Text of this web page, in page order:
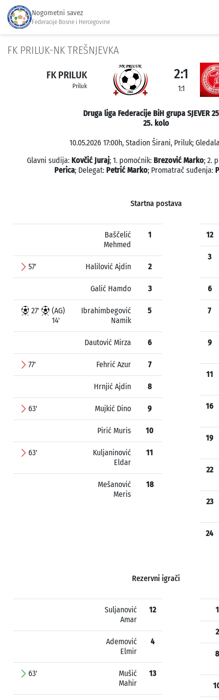
Nogometni savez
Federacije Bosne i Hercegovine
FK PRILUK-NK TREŠNJEVKA
FK PRILUK
Priluk
2:1
1:1
Druga liga Federacije BiH grupa SJEVER
25. kolo
10.05.2026 17:00h, Stadion Širani, Priluk;
Glavni sudija: Kovčić Juraj; 1. pomoćnik: Brezović Marko; 2.
Perica; Delegat: Petrić Marko; Promatrač suđenja:
Startna postava
Baščelić
Mehmed
1
57' Halilović Ajdin 2
Galić Hamdo 3
27'
(AG)
14'
Ibrahimbegović
Namik
5
Dautović Mirza 6
77' Fehrić Azur 7
Hrnjić Ajdin 8
63' Mujkić Dino 9
Pirić Muris 10
63'
Kuljaninović
Eldar
11
Mešanović
Meris
18
12
3
6
7
9
11
16
19
22
23
24
Rezervni igrači
Suljanović
Amar
12
Ademović
Elmir
4
63'
Mušić
Mahir
13
1
2
8